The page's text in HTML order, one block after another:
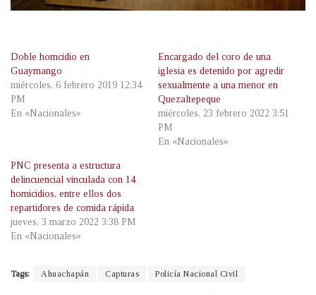
Doble homcidio en
Guaymango
miércoles, 6 febrero 2019 12:34
PM
En «Nacionales»
Encargado del coro de una
iglesia es detenido por agredir
sexualmente a una menor en
Quezaltepeque
miércoles, 23 febrero 2022 3:51
PM
En «Nacionales»
PNC presenta a estructura
delincuencial vinculada con 14
homicidios, entre ellos dos
repartidores de comida rápida
jueves, 3 marzo 2022 3:38 PM
En «Nacionales»
Tags: Ahuachapán Capturas Policía Nacional Civil